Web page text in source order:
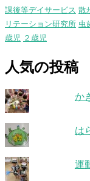
課後等デイサービス 散
リテーション研究所 虫
歳児 ２歳児
人気の投稿
か
は
運